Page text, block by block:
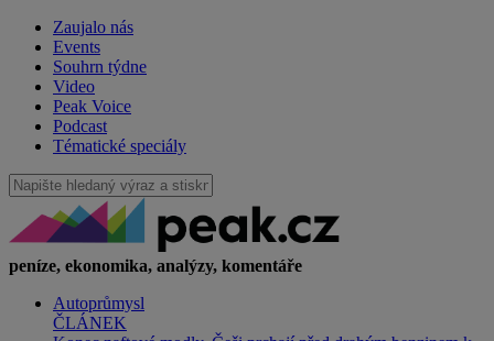
Zaujalo nás
Events
Souhrn týdne
Video
Peak Voice
Podcast
Tématické speciály
peníze, ekonomika, analýzy, komentáře
Autoprůmysl
ČLÁNEK